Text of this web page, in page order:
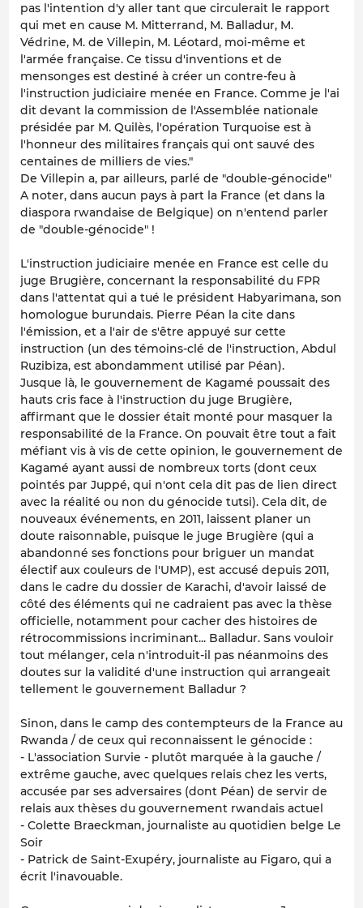
pas l'intention d'y aller tant que circulerait le rapport
qui met en cause M. Mitterrand, M. Balladur, M.
Védrine, M. de Villepin, M. Léotard, moi-même et
l'armée française. Ce tissu d'inventions et de
mensonges est destiné à créer un contre-feu à
l'instruction judiciaire menée en France. Comme je l'ai
dit devant la commission de l'Assemblée nationale
présidée par M. Quilès, l'opération Turquoise est à
l'honneur des militaires français qui ont sauvé des
centaines de milliers de vies."
De Villepin a, par ailleurs, parlé de "double-génocide"
A noter, dans aucun pays à part la France (et dans la
diaspora rwandaise de Belgique) on n'entend parler
de "double-génocide" !
L'instruction judiciaire menée en France est celle du
juge Brugière, concernant la responsabilité du FPR
dans l'attentat qui a tué le président Habyarimana, son
homologue burundais. Pierre Péan la cite dans
l'émission, et a l'air de s'être appuyé sur cette
instruction (un des témoins-clé de l'instruction, Abdul
Ruzibiza, est abondamment utilisé par Péan).
Jusque là, le gouvernement de Kagamé poussait des
hauts cris face à l'instruction du juge Brugière,
affirmant que le dossier était monté pour masquer la
responsabilité de la France. On pouvait être tout a fait
méfiant vis à vis de cette opinion, le gouvernement de
Kagamé ayant aussi de nombreux torts (dont ceux
pointés par Juppé, qui n'ont cela dit pas de lien direct
avec la réalité ou non du génocide tutsi). Cela dit, de
nouveaux événements, en 2011, laissent planer un
doute raisonnable, puisque le juge Brugière (qui a
abandonné ses fonctions pour briguer un mandat
électif aux couleurs de l'UMP), est accusé depuis 2011,
dans le cadre du dossier de Karachi, d'avoir laissé de
côté des éléments qui ne cadraient pas avec la thèse
officielle, notamment pour cacher des histoires de
rétrocommissions incriminant... Balladur. Sans vouloir
tout mélanger, cela n'introduit-il pas néanmoins des
doutes sur la validité d'une instruction qui arrangeait
tellement le gouvernement Balladur ?
Sinon, dans le camp des contempteurs de la France au
Rwanda / de ceux qui reconnaissent le génocide :
- L'association Survie - plutôt marquée à la gauche /
extrême gauche, avec quelques relais chez les verts,
accusée par ses adversaires (dont Péan) de servir de
relais aux thèses du gouvernement rwandais actuel
- Colette Braeckman, journaliste au quotidien belge Le
Soir
- Patrick de Saint-Exupéry, journaliste au Figaro, qui a
écrit l'inavouable.